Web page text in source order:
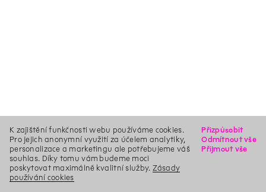
K zajištění funkčnosti webu používáme cookies.
Pro jejich anonymní využití za účelem analytiky,
personalizace a marketingu ale potřebujeme váš
souhlas. Díky tomu vám budeme moci
poskytovat maximálně kvalitní služby. Zásady
používání cookies
Přizpůsobit
Odmítnout vše
Přijmout vše